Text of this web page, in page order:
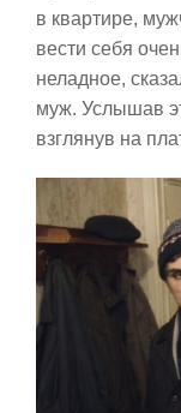
в квартире,
вести себя
неладное,
муж. Услышав
взглянув на